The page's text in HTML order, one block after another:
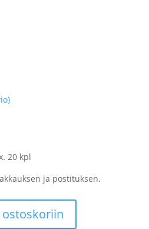
20 kpl
ja postituksen.
ostoskoriin